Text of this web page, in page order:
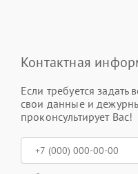
Контактная
Если требуется задать
свои данные и
проконсультирует Вас!